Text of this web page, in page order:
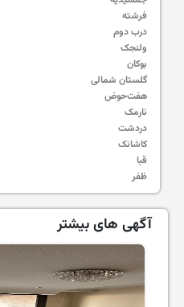
فرشته
درب دوم
ولنجک
بوکان
گلستان شمالی
هفت‌حوض
نارمک
دردشت
کاشانک
قبا
ظفر
آگهی های بیشتر